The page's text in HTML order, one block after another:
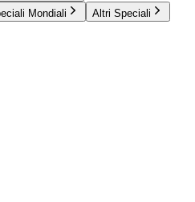
Mondiali Altri Speciali